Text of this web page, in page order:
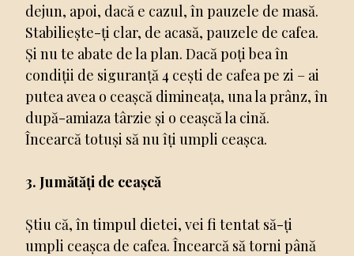
dejun, apoi, dacă e cazul, în pauzele de masă.
Stabiliește-ți clar, de acasă, pauzele de cafea.
Și nu te abate de la plan. Dacă poți bea în
condiții de siguranță 4 cești de cafea pe zi – ai
putea avea o ceașcă dimineața, una la prânz, în
după-amiaza târzie și o ceașcă la cină.
Încearcă totuși să nu îți umpli ceașca.
3. Jumătăți de ceașcă
Știu că, în timpul dietei, vei fi tentat să-ți
umpli ceașca de cafea. Încearcă să torni până